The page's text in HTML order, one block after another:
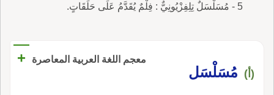
5 - مُسَلْسَلٌ تِلِفِزْيُونِيٌّ : فِلْمٌ يُقَدَّمُ عَلَى حَلَقَاتٍ.
معجم اللغة العربية المعاصرة +
(أ) مُسَلْسَل